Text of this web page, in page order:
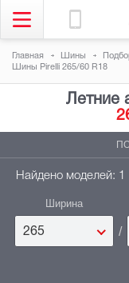
Главная Шины
Шины Pirelli 265/60 R18
Летние
Найдено моделей: 1
Ширина
265 /